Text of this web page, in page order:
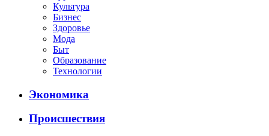
Культура
Бизнес
Здоровье
Мода
Быт
Образование
Технологии
Экономика
Происшествия